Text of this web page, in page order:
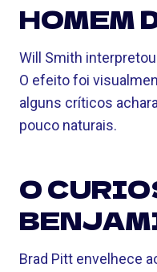
HOMEM
Will Smith
O efeito foi
alguns críticos
pouco naturais.
O
Brad Pitt envelhece